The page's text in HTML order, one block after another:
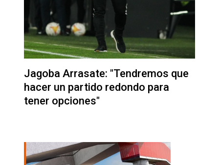
Jagoba Arrasate: "Tendremos que
hacer un partido redondo para
tener opciones"